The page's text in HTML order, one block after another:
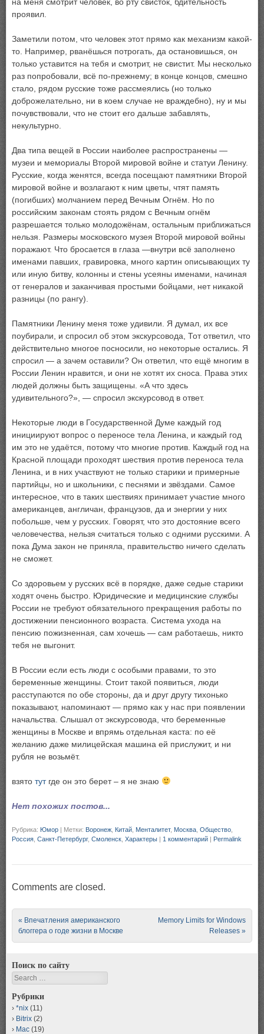
проявил.
Заметили потом, что человек этот прямо как механизм какой-
то. Например, рванёшься потрогать, да остановишься, он
только уставится на тебя и смотрит, не свистит. Мы несколько
раз попробовали, всё по-прежнему; в конце концов, смешно
стало, рядом русские тоже рассмеялись (но только
доброжелательно, ни в коем случае не враждебно), ну и мы
почувствовали, что не стоит его дальше забавлять,
некультурно.
Два типа вещей в России наиболее распространены —
музеи и мемориалы Второй мировой войне и статуи Ленину.
Русские, когда женятся, всегда посещают памятники Второй
мировой войне и возлагают к ним цветы, чтят память
(погибших) молчанием перед Вечным Огнём. Но по
российским законам стоять рядом с Вечным огнём
разрешается только молодожёнам, остальным приближаться
нельзя. Размеры московского музея Второй мировой войны
поражают. Что бросается в глаза —внутри всё заполнено
именами павших, гравировка, много картин описывающих ту
или иную битву, колонны и стены усеяны именами, начиная
от генералов и заканчивая простыми бойцами, нет никакой
разницы (по рангу).
Памятники Ленину меня тоже удивили. Я думал, их все
поубирали, и спросил об этом экскурсовода, Тот ответил, что
действительно многое посносили, но некоторые остались. Я
спросил — а зачем оставили? Он ответил, что ещё многим в
России Ленин нравится, и они не хотят их сноса. Права этих
людей должны быть защищены. «А что здесь
удивительного?», — спросил экскурсовод в ответ.
Некоторые люди в Государственной Думе каждый год
инициируют вопрос о переносе тела Ленина, и каждый год
им это не удаётся, потому что многие против. Каждый год на
Красной площади проходят шествия против переноса тела
Ленина, и в них участвуют не только старики и примерные
партийцы, но и школьники, с песнями и звёздами. Самое
интересное, что в таких шествиях принимает участие много
американцев, англичан, французов, да и энергии у них
побольше, чем у русских. Говорят, что это достояние всего
человечества, нельзя считаться только с одними русскими. А
пока Дума закон не приняла, правительство ничего сделать
не сможет.
Со здоровьем у русских всё в порядке, даже седые старики
ходят очень быстро. Юридические и медицинские службы
России не требуют обязательного прекращения работы по
достижении пенсионного возраста. Система ухода на
пенсию пожизненная, сам хочешь — сам работаешь, никто
тебя не выгонит.
В России если есть люди с особыми правами, то это
беременные женщины. Стоит такой появиться, люди
расступаются по обе стороны, да и друг другу тихонько
показывают, напоминают — прямо как у нас при появлении
начальства. Слышал от экскурсовода, что беременные
женщины в Москве и впрямь отдельная каста: по её
желанию даже милицейская машина ей прислужит, и ни
рубля не возьмёт.
взято тутгде он это берет – я не знаю
Нет похожих постов...
Рубрика: Юмор | Метки: Воронеж Китай Менталитет, Москва Общество
Россия Санкт-Петербург, Смоленск Характеры | 1 комментарий | Permalink
Comments are closed.
Post navigation
« Впечатления американского
блоггера о годе жизни в Москве
Memory Limits for Windows
Releases »
Поиск по сайту
Search
Рубрики
*nix (11)
Bitrix (2)
Mac (19)